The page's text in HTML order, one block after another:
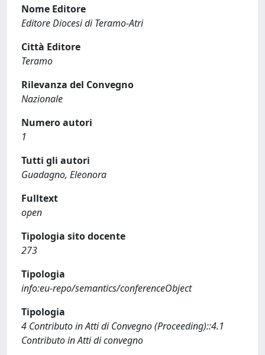
Nome Editore
Editore Diocesi di Teramo-Atri
Città Editore
Teramo
Rilevanza del Convegno
Nazionale
Numero autori
1
Tutti gli autori
Guadagno, Eleonora
Fulltext
open
Tipologia sito docente
273
Tipologia
info:eu-repo/semantics/conferenceObject
Tipologia
4 Contributo in Atti di Convegno (Proceeding)::4.1
Contributo in Atti di convegno